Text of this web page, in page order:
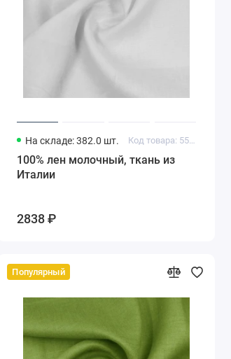
На складе: 382.0 шт. Код товара: 55011805
100% лен молочный, ткань из
Италии
2838 ₽
Популярный